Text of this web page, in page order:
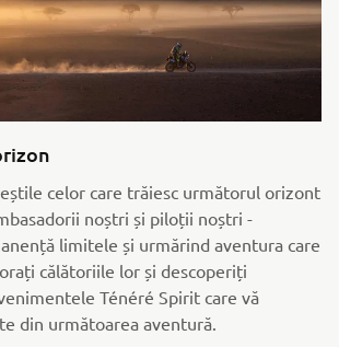
celor care trăiesc următorul orizont
noștri și piloții noștri -
limitele și urmărind aventura care
călătoriile lor și descoperiți
Ténéré Spirit care vă
din următoarea aventură.